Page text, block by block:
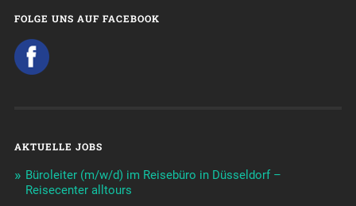
FOLGE UNS AUF FACEBOOK
AKTUELLE JOBS
Büroleiter (m/w/d) im Reisebüro in Düsseldorf –
Reisecenter alltours